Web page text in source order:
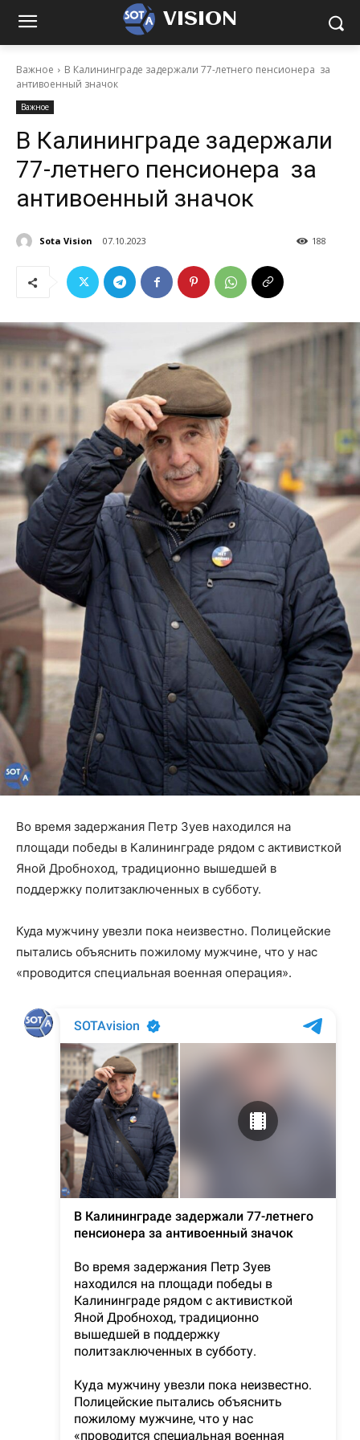
VISION
Важное
В Калининграде задержали 77-летнего пенсионера за
антивоенный значок
Важное
В Калининграде задержали
77-летнего пенсионера за
антивоенный значок
Sota Vision 07.10.2023 188
Во время задержания Петр Зуев находился на
площади победы в Калининграде рядом с активисткой
Яной Дробноход, традиционно вышедшей в
поддержку политзаключенных в субботу.
Куда мужчину увезли пока неизвестно. Полицейские
пытались объяснить пожилому мужчине, что у нас
«проводится специальная военная операция».